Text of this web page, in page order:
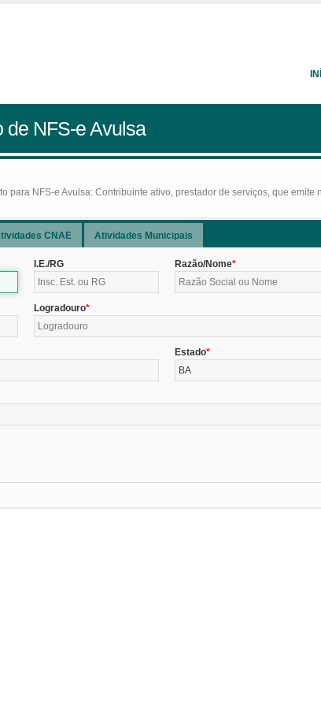
de NFS-e Avulsa
para NFS-e Avulsa: Contribuinte ativo, prestador de serviços, que emite
CNAE Atividades Municipais
I.E./RG Razão/Nome
Logradouro
Estado
BA